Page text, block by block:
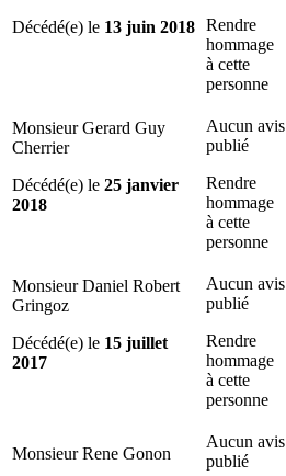
Décédé(e) le 13 juin 2018 Rendre
hommage
à cette
personne
Monsieur Gerard Guy
Cherrier
Décédé(e) le 25 janvier
2018
Aucun avis
publié
Rendre
hommage
à cette
personne
Monsieur Daniel Robert
Gringoz
Décédé(e) le 15 juillet
2017
Aucun avis
publié
Rendre
hommage
à cette
personne
Monsieur Rene Gonon
Aucun avis
publié